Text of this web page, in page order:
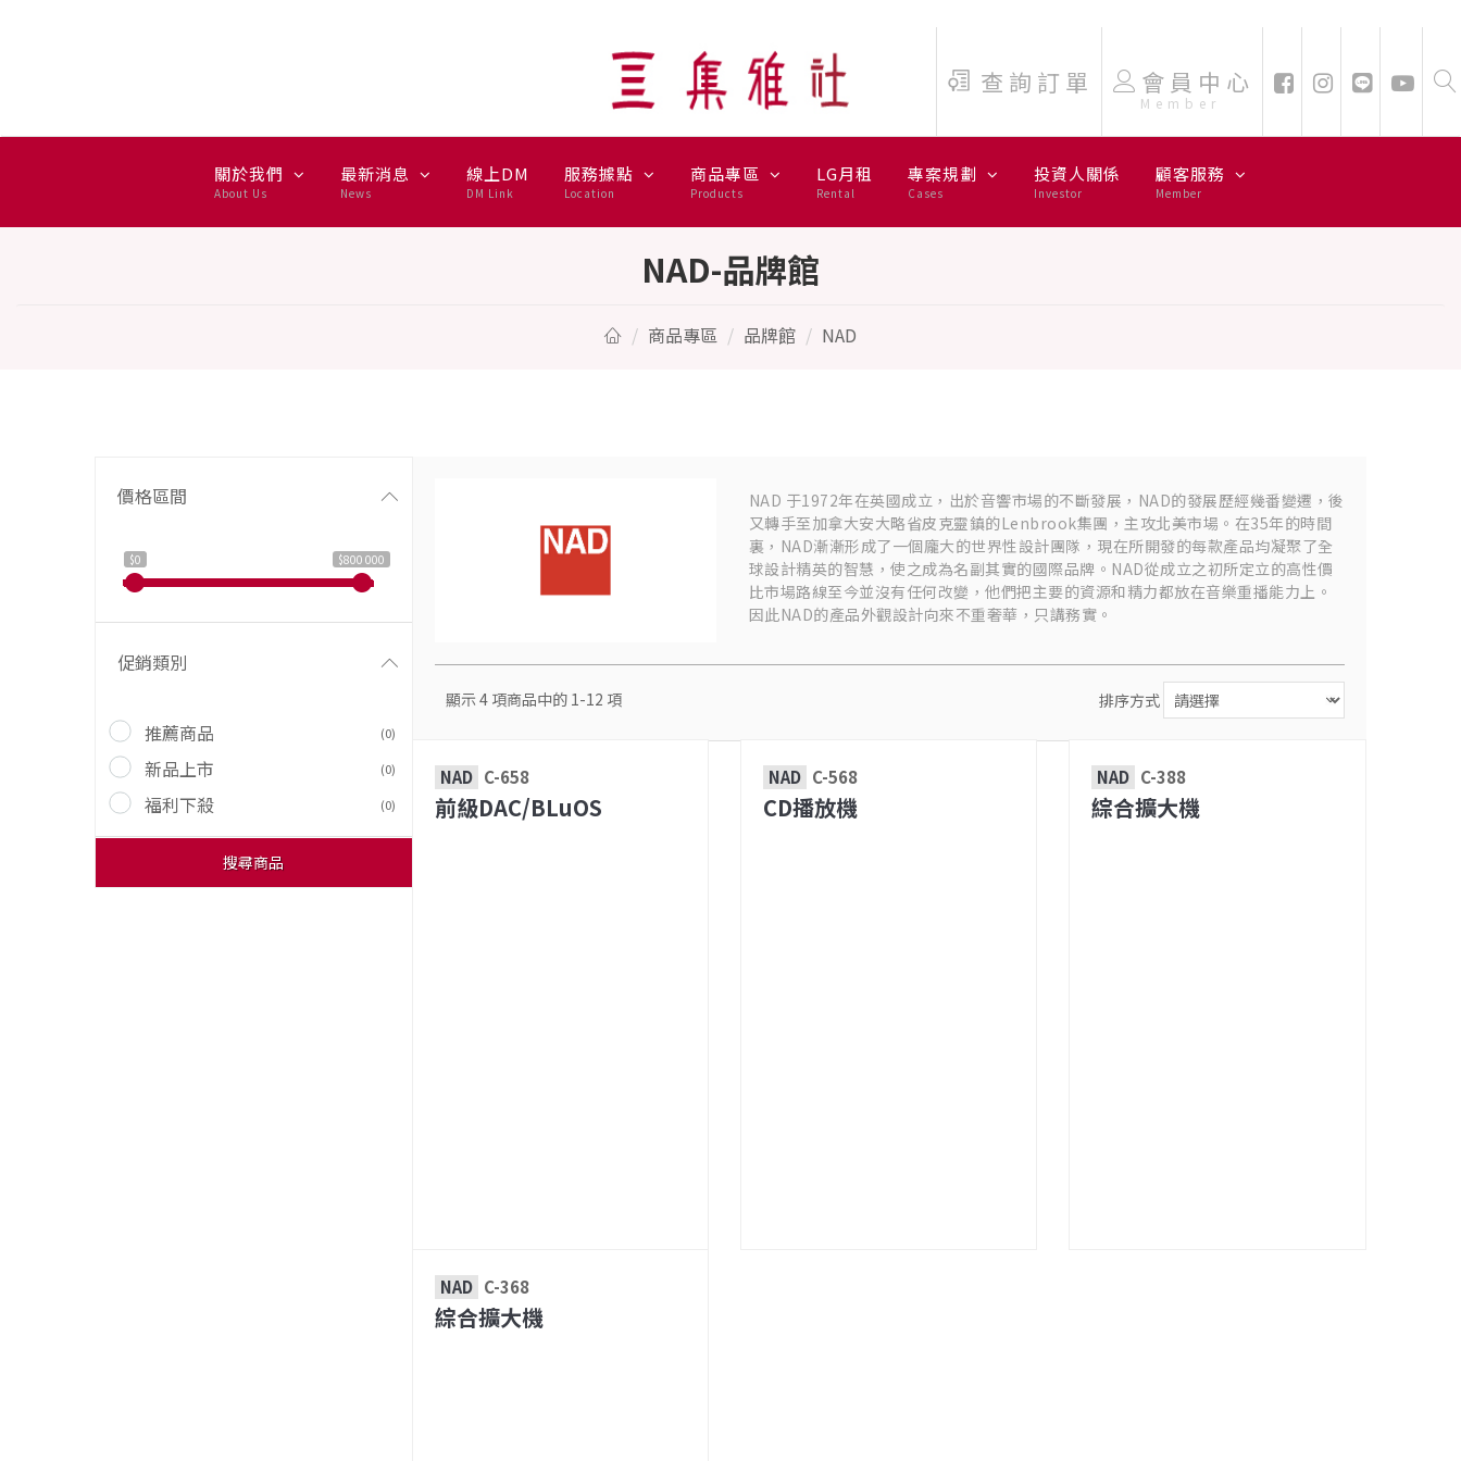
查詢訂單 會員中心
Member
關於我們
About Us
最新消息
News
線上DM
DM Link
服務據點
Location
商品專區
Products
LG月租
Rental
專案規劃
Cases
投資人關係
Investor
顧客服務
Member
NAD-品牌館
商品專區 品牌館 NAD
價格區間
$0 $800 000
促銷類別
推薦商品 (0)
新品上市 (0)
福利下殺 (0)
搜尋商品
NAD 于1972年在英國成立，出於音響市場的不斷發展，NAD的發展歷經幾番變遷，後
又轉手至加拿大安大略省皮克靈鎮的Lenbrook集團，主攻北美市場。在35年的時間
裏，NAD漸漸形成了一個龐大的世界性設計團隊，現在所開發的每款產品均凝聚了全
球設計精英的智慧，使之成為名副其實的國際品牌。NAD從成立之初所定立的高性價
比市場路線至今並沒有任何改變，他們把主要的資源和精力都放在音樂重播能力上。
因此NAD的產品外觀設計向來不重奢華，只講務實。
顯示 4項商品中的 1-12 項 排序方式
NAD C-658
前級DAC/BLuOS
NAD C-568
CD播放機
NAD C-388
綜合擴大機
NAD C-368
綜合擴大機